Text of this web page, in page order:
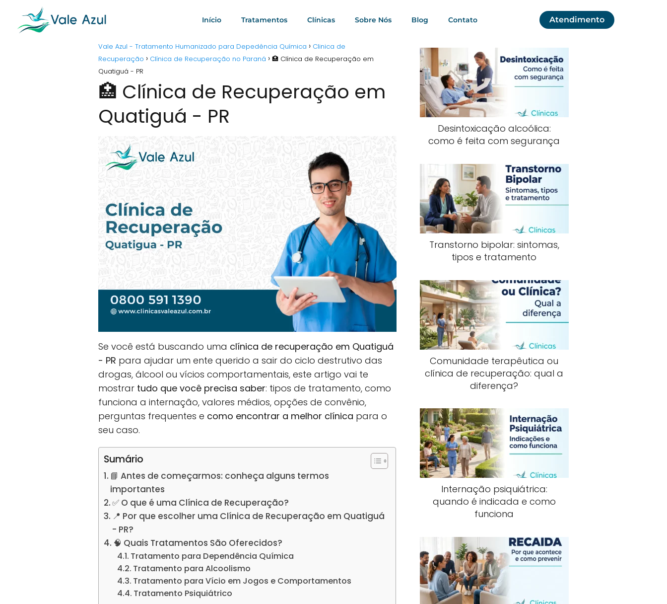
Início Tratamentos Clínicas Sobre Nós Blog Contato Atendimento
Vale Azul - Tratamento Humanizado para Depedência Química
Clinica de
Recuperação
Clínica de Recuperação no Paraná
🏥 Clínica de Recuperação em
Quatiguá - PR
🏥 Clínica de Recuperação em
Quatiguá - PR
Se você está buscando uma clínica de recuperação em Quatiguá
- PR para ajudar um ente querido a sair do ciclo destrutivo das
drogas, álcool ou vícios comportamentais, este artigo vai te
mostrar tudo que você precisa saber: tipos de tratamento, como
funciona a internação, valores médios, opções de convênio,
perguntas frequentes e como encontrar a melhor clínica para o
seu caso.
Sumário
📘 Antes de começarmos: conheça alguns termos
importantes
✅ O que é uma Clínica de Recuperação?
📍 Por que escolher uma Clínica de Recuperação em Quatiguá
- PR?
🧠 Quais Tratamentos São Oferecidos?
Tratamento para Dependência Química
Tratamento para Alcoolismo
Tratamento para Vício em Jogos e Comportamentos
Tratamento Psiquiátrico
Desintoxicação alcoólica:
como é feita com segurança
Transtorno bipolar: sintomas,
tipos e tratamento
Comunidade terapêutica ou
clínica de recuperação: qual a
diferença?
Internação psiquiátrica:
quando é indicada e como
funciona